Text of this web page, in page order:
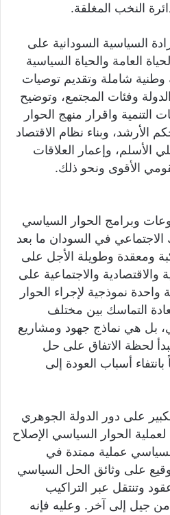
النخب المغلقة.
السياسية السودانية على
العامة والحياة السياسية
شاملة وتقديم توصيات
وفئات المجتمع، وتوضيح
التنمية واقرار منهج الحوار
الأرشد، وبناء نظام الاقتصاد
الأسلم، وإعمار العلاقات
الأقوى ونحو ذلك.
وبرامج الحوار السياسي
الاجتماعي في السودان ما بعد
ومعقدة وطويلة الأجل على
والاقتصادية والاجتماعية على
واحدة نموذجية لإجراء الحوار
التماسك بين مختلف
بل هي نماذج جهود ومشاريع
لحظة الاتفاق على حل
أسباب العودة إلى
على دور الدولة الجوهري
الحوار السياسي الإصلاح
عملية ممتدة في
على وثائق الحل السياسي
وتنتقل عبر التراكيب
من جيل إلى آخر. وعليه فإنه